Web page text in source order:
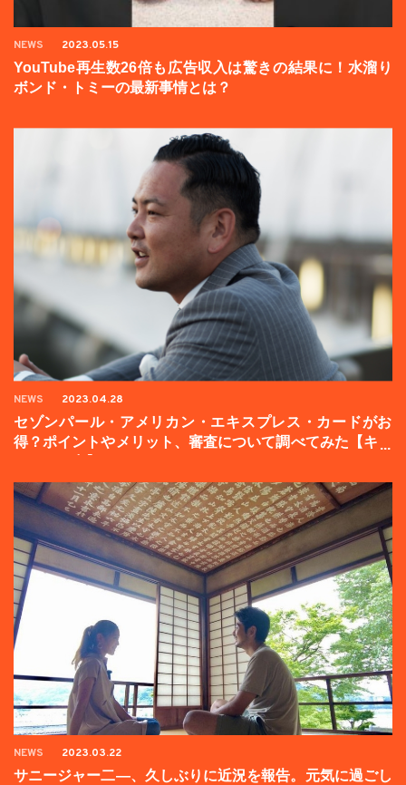
NEWS 2023.05.15
YouTube再生数26倍も広告収入は驚きの結果に！水溜り
ボンド・トミーの最新事情とは？
NEWS 2023.04.28
セゾンパール・アメリカン・エキスプレス・カードがお
得？ポイントやメリット、審査について調べてみた【キャ
NEWS 2023.03.22
サニージャー二―、久しぶりに近況を報告。元気に過ごし